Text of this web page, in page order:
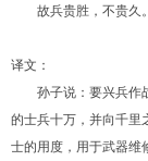
故兵贵胜，不贵久
译文：
孙子说：要兴兵作
的士兵十万，并向千里
士的用度，用于武器维